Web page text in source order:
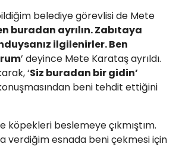
belediye görevlisi de Mete
buradan ayrılın. Zabıtaya
ilgilenirler. Ben
’ deyince Mete Karataş ayrıldı.
‘Siz buradan bir gidin’
beni tehdit ettiğini
köpekleri beslemeye çıkmıştım.
verdiğim esnada beni çekmesi için